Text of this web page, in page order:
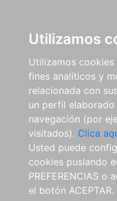
Utilizamos
Utilizamos
fines analíticos y
relacionada con
un perfil
navegación (por
visitados). Clica
Usted puede
cookies puslando
PREFERENCIAS o
el botón ACEPTAR.